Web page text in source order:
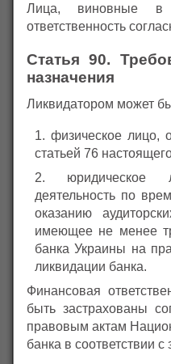
Лица, виновные в
ответственность
Статья 90.
назначения
Ликвидатором может
физическое лицо,
статьей 76
юридическое
деятельность по
оказанию
имеющее не менее
банка Украины на
ликвидации банка.
Финансовая
быть застрахованы
правовым актам
банка в соответствии с